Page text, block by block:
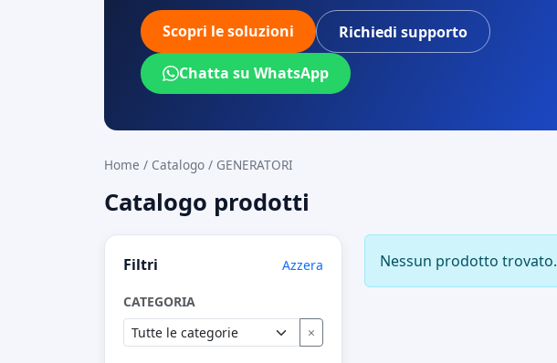
Scopri le soluzioni Richiedi supporto
Chatta su WhatsApp
Home / Catalogo / GENERATORI
Catalogo prodotti
Filtri Azzera
CATEGORIA
×
Nessun prodotto trovato.